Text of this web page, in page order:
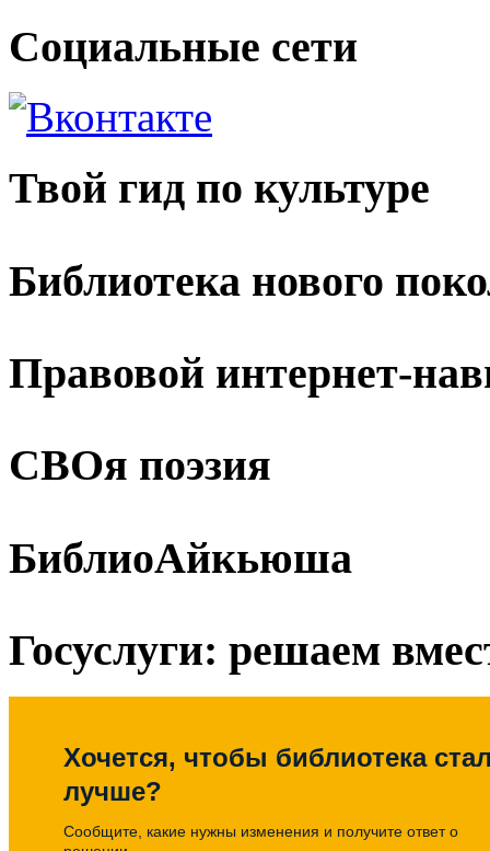
Социальные сети
Твой гид по культуре
Библиотека нового
Правовой интернет-
СВОя поэзия
БиблиоАйкьюша
Госуслуги: решаем
Хочется, чтобы библиотека
лучше?
Сообщите, какие нужны изменения и получите ответ о